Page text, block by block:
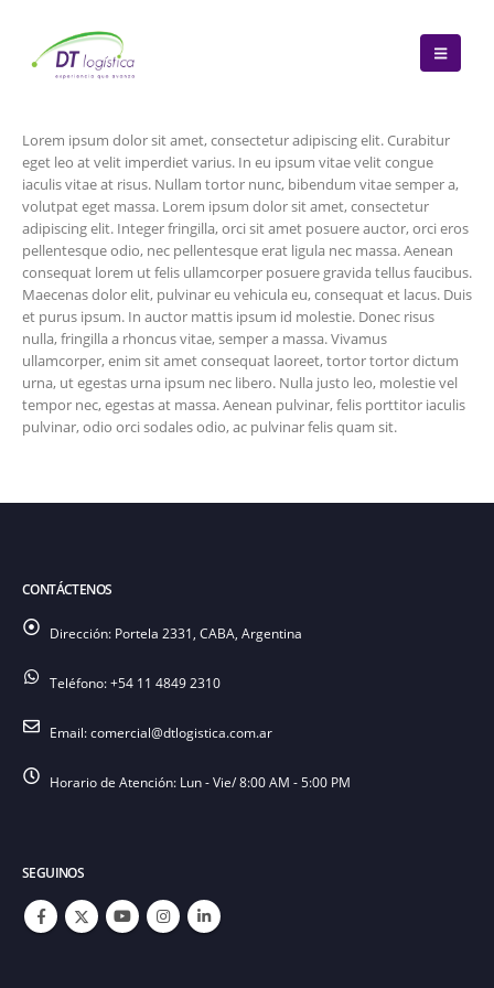
Lorem ipsum dolor sit amet, consectetur adipiscing elit. Curabitur
eget leo at velit imperdiet varius. In eu ipsum vitae velit congue
iaculis vitae at risus. Nullam tortor nunc, bibendum vitae semper a,
volutpat eget massa. Lorem ipsum dolor sit amet, consectetur
adipiscing elit. Integer fringilla, orci sit amet posuere auctor, orci eros
pellentesque odio, nec pellentesque erat ligula nec massa. Aenean
consequat lorem ut felis ullamcorper posuere gravida tellus faucibus.
Maecenas dolor elit, pulvinar eu vehicula eu, consequat et lacus. Duis
et purus ipsum. In auctor mattis ipsum id molestie. Donec risus
nulla, fringilla a rhoncus vitae, semper a massa. Vivamus
ullamcorper, enim sit amet consequat laoreet, tortor tortor dictum
urna, ut egestas urna ipsum nec libero. Nulla justo leo, molestie vel
tempor nec, egestas at massa. Aenean pulvinar, felis porttitor iaculis
pulvinar, odio orci sodales odio, ac pulvinar felis quam sit.
CONTÁCTENOS
Dirección: Portela 2331, CABA, Argentina
Teléfono:+54 11 4849 2310
Email:comercial@dtlogistica.com.ar
Horario de Atención: Lun - Vie/ 8:00 AM - 5:00 PM
SEGUINOS